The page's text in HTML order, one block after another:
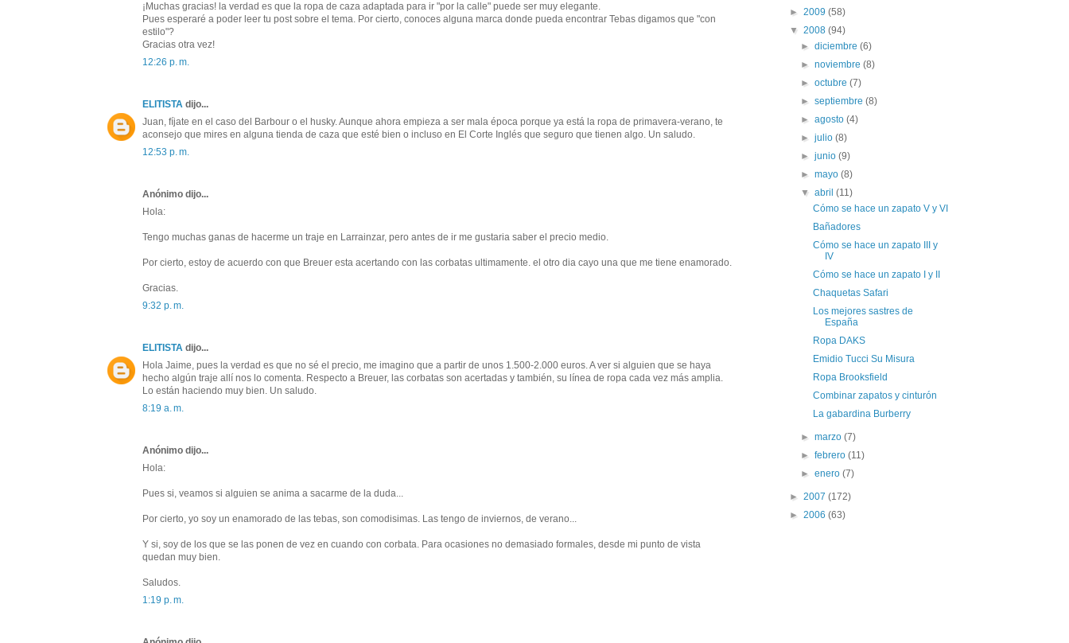
¡Muchas gracias! la verdad es que la ropa de caza adaptada para ir "por la calle" puede ser muy elegante.
Pues esperaré a poder leer tu post sobre el tema. Por cierto, conoces alguna marca donde pueda encontrar Tebas digamos que "con
estilo"?
Gracias otra vez!
12:26 p. m.
ELITISTA dijo...
Juan, fíjate en el caso del Barbour o el husky. Aunque ahora empieza a ser mala época porque ya está la ropa de primavera-verano, te
aconsejo que mires en alguna tienda de caza que esté bien o incluso en El Corte Inglés que seguro que tienen algo. Un saludo.
12:53 p. m.
Anónimo dijo...
Hola:
Tengo muchas ganas de hacerme un traje en Larrainzar, pero antes de ir me gustaria saber el precio medio.
Por cierto, estoy de acuerdo con que Breuer esta acertando con las corbatas ultimamente. el otro dia cayo una que me tiene enamorado.
Gracias.
9:32 p. m.
ELITISTA dijo...
Hola Jaime, pues la verdad es que no sé el precio, me imagino que a partir de unos 1.500-2.000 euros. A ver si alguien que se haya
hecho algún traje allí nos lo comenta. Respecto a Breuer, las corbatas son acertadas y también, su línea de ropa cada vez más amplia.
Lo están haciendo muy bien. Un saludo.
8:19 a. m.
Anónimo dijo...
Hola:
Pues si, veamos si alguien se anima a sacarme de la duda...
Por cierto, yo soy un enamorado de las tebas, son comodisimas. Las tengo de inviernos, de verano...
Y si, soy de los que se las ponen de vez en cuando con corbata. Para ocasiones no demasiado formales, desde mi punto de vista
quedan muy bien.
Saludos.
1:19 p. m.
► 2009 (58)
▼ 2008 (94)
►diciembre(6)
►noviembre(8)
►octubre(7)
►septiembre(8)
►agosto(4)
►julio(8)
►junio(9)
►mayo(8)
▼abril(11)
Cómo se hace un zapato V y VI
Bañadores
Cómo se hace un zapato III y
IV
Cómo se hace un zapato I y II
Chaquetas Safari
Los mejores sastres de
España
Ropa DAKS
Emidio Tucci Su Misura
Ropa Brooksfield
Combinar zapatos y cinturón
La gabardina Burberry
►marzo(7)
►febrero(11)
►enero(7)
► 2007 (172)
► 2006 (63)